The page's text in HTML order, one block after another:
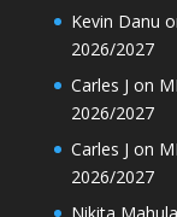
Kevin Danu
2026/2027
Carles J on
2026/2027
Carles J on
2026/2027